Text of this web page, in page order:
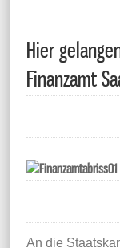
Hier
Finanzamt
An die